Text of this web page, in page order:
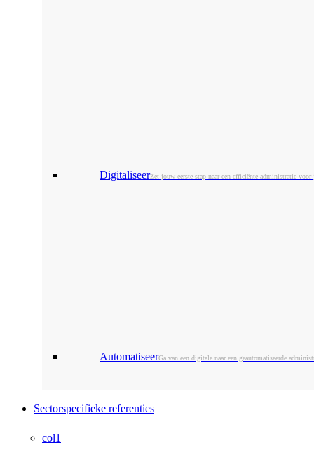
DigitaliseerZet jouw eerste stap naar een efficiënte administratie
AutomatiseerGa van een digitale naar een geautomatiseerde
Sectorspecifieke referenties
col1